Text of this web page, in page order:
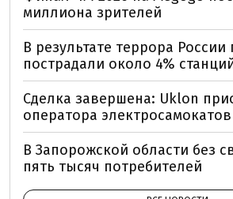
миллиона зрителей
В результате террора России
пострадали около 4%
Сделка завершена: Uklon
оператора
В Запорожской области без
пять тысяч потребителей